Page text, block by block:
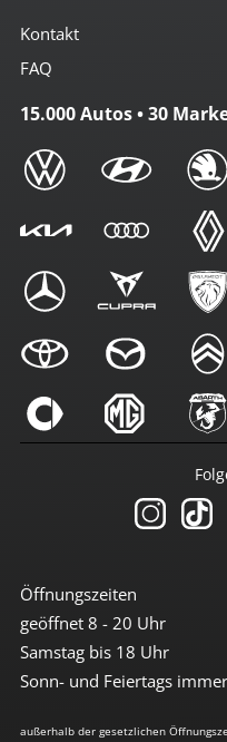
Kontakt
FAQ
15.000 Autos • 30
Öffnungszeiten
geöffnet 8 - 20 Uhr
Samstag bis 18 Uhr
Sonn- und Feiertags
außerhalb der gesetzlichen